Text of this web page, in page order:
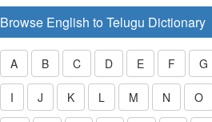
Browse English to Telugu Dictionary
A B C D E F G
I J K L M N O